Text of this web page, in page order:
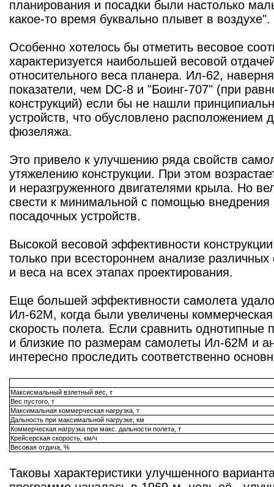
планирования и посадки были настолько
какое-то время буквально плывет в воздухе".
Особенно хотелось бы отметить весовое
характеризуется наибольшей весовой
относительного веса планера. Ил-62,
показатели, чем DC-8 и "Боинг-707" (при
конструкций) если бы не нашли
устройств, что обусловлено расположением
фюзеляжа.
Это привело к улучшению ряда свойств
утяжелению конструкции. При этом
и неразгруженного двигателями крыла. Но
свести к минимальной с помощью внедрения
посадочных устройств.
Высокой весовой эффективности
только при всестороннем анализе
и веса на всех этапах проектирования.
Еще большей эффективности самолета
Ил-62М, когда были увеличены коммерческая
скорость полета. Если сравнить однотипные
и близкие по размерам самолеты Ил-62М и
интересно проследить соответственно
Максисмальный взлетный вес, т
Вес пустого, т
Максимальная коммерческая нагрузка, т
Дальность при максимальной нагрузке, км
Коммерческая нагрузка при макс. дальности полета, т
Крейсерская скорость, км/ч
Весовая отдача, %
Таковы характеристики улучшенного